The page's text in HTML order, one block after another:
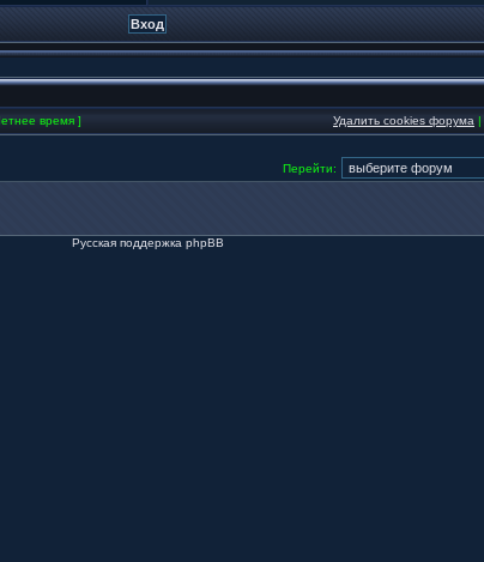
время ] Удалить cookies форума |
Перейти:
Русская поддержка phpBB